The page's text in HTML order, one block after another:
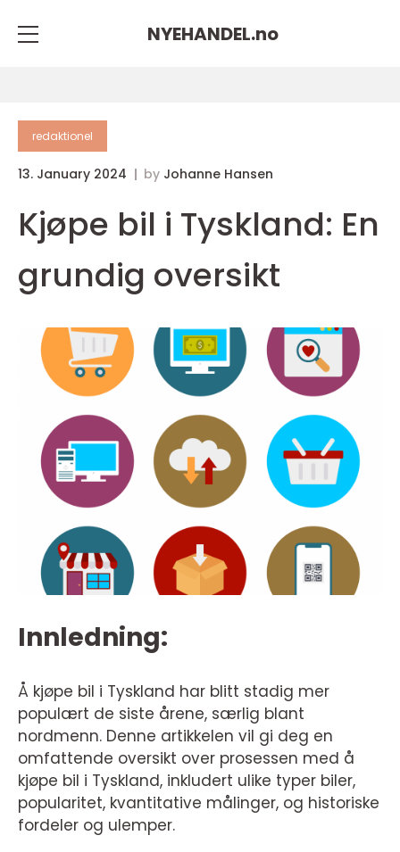
NYEHANDEL.no
redaktionel
13. January 2024 by Johanne Hansen
Kjøpe bil i Tyskland: En
grundig oversikt
Innledning:
Å kjøpe bil i Tyskland har blitt stadig mer
populært de siste årene, særlig blant
nordmenn. Denne artikkelen vil gi deg en
omfattende oversikt over prosessen med å
kjøpe bil i Tyskland, inkludert ulike typer biler,
popularitet, kvantitative målinger, og historiske
fordeler og ulemper.